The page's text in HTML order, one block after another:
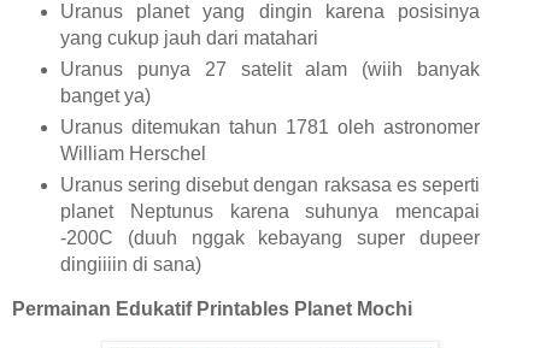
Uranus planet yang dingin karena posisinya
yang cukup jauh dari matahari
Uranus punya 27 satelit alam (wiih banyak
banget ya)
Uranus ditemukan tahun 1781 oleh astronomer
William Herschel
Uranus sering disebut dengan raksasa es seperti
planet Neptunus karena suhunya mencapai
-200C (duuh nggak kebayang super dupeer
dingiiiin di sana)
Permainan Edukatif Printables Planet Mochi